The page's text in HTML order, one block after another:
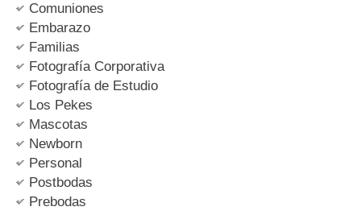
Comuniones
Embarazo
Familias
Fotografía Corporativa
Fotografía de Estudio
Los Pekes
Mascotas
Newborn
Personal
Postbodas
Prebodas